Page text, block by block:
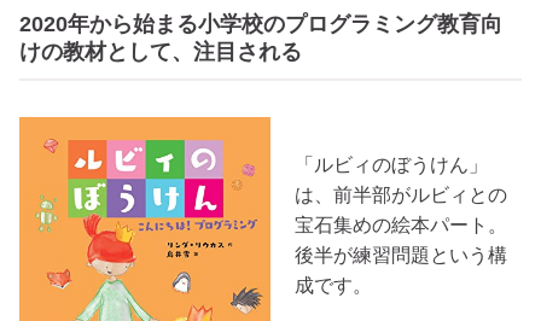
2020年から始まる小学校のプログラミング教育向
けの教材として、注目される
「ルビィのぼうけん」
は、前半部がルビィとの
宝石集めの絵本パート。
後半が練習問題という構
成です。